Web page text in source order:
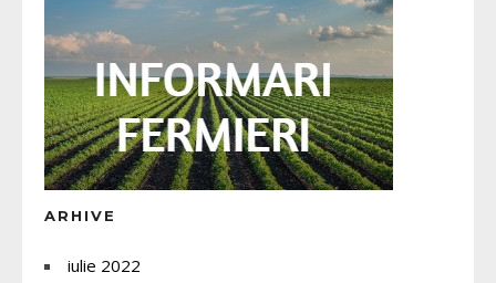
ARHIVE
iulie 2022